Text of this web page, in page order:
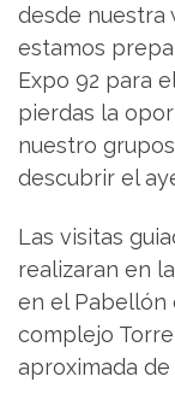
desde nuestra
estamos
Expo 92 para
pierdas la
nuestro
descubrir el
Las visitas
realizaran en
en el Pabellón
complejo
aproximada